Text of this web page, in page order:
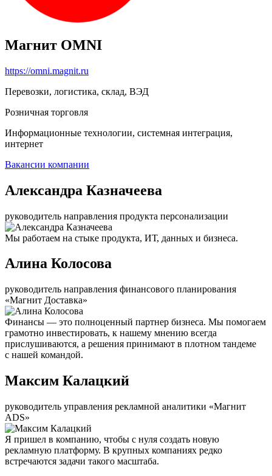
Магнит OMNI
https://omni.magnit.ru
Перевозки, логистика, склад, ВЭД
Розничная торговля
Информационные технологии, системная интеграция,
интернет
Вакансии компании
Александра Казначеева
руководитель направления продукта персонализации
Мы работаем на стыке продукта, ИТ, данных и бизнеса.
Алина Колосова
руководитель направления финансового планирования
«Магнит Доставка»
Финансы — это полноценный партнер бизнеса. Мы помогаем
грамотно инвестировать, к нашему мнению всегда
прислушиваются, а решения принимают в плотном тандеме
с нашей командой.
Максим Калацкий
руководитель управления рекламной аналитики «Магнит
ADS»
Я пришел в компанию, чтобы с нуля создать новую
рекламную платформу. В крупных компаниях редко
встречаются задачи такого масштаба.